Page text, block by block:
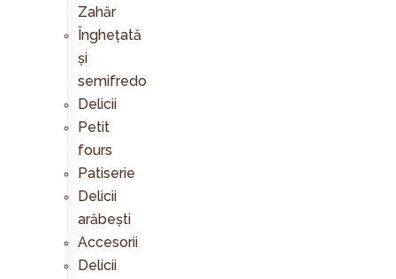
Zahăr
Înghețată
și
semifredo
Delicii
Petit
fours
Patiserie
Delicii
arăbești
Accesorii
Delicii